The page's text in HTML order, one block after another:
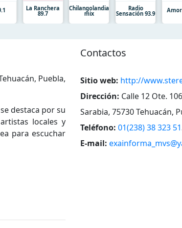
La Ranchera
89.7
Chilangolandia
mix
Radio
Sensación 93.9
Puebla,
destaca por su
locales y
para escuchar
Contactos
Sitio web: http://
Dirección: Calle 12 Ote.
Sarabia, 75730 Tehuacán,
Teléfono: 01(238) 38 323 51
E-mail: